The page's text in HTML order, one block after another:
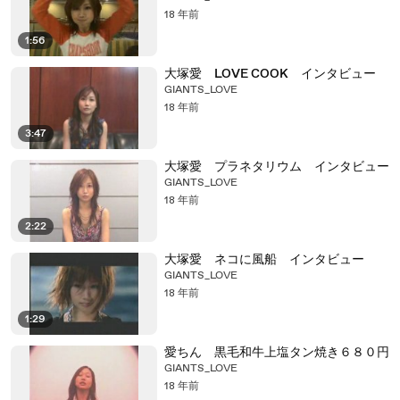
1:56
18 年前
3:47
大塚愛 LOVE COOK インタビュー
GIANTS_LOVE
18 年前
2:22
大塚愛 プラネタリウム インタビュー
GIANTS_LOVE
18 年前
1:29
大塚愛 ネコに風船 インタビュー
GIANTS_LOVE
18 年前
愛ちん 黒毛和牛上塩タン焼き６８０円
GIANTS_LOVE
18 年前